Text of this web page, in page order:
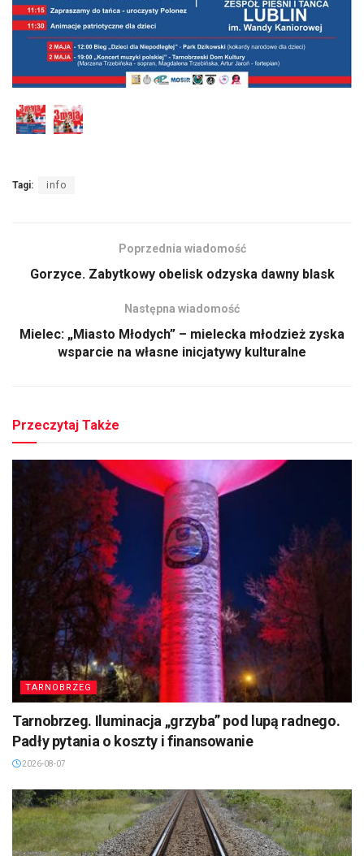
Tagi: info
Poprzednia wiadomość
Gorzyce. Zabytkowy obelisk odzyska dawny blask
Następna wiadomość
Mielec: „Miasto Młodych” – mielecka młodzież zyska
wsparcie na własne inicjatywy kulturalne
Przeczytaj Także
TARNOBRZEG
Tarnobrzeg. Iluminacja „grzyba” pod lupą radnego.
Padły pytania o koszty i finansowanie
2026-08-07